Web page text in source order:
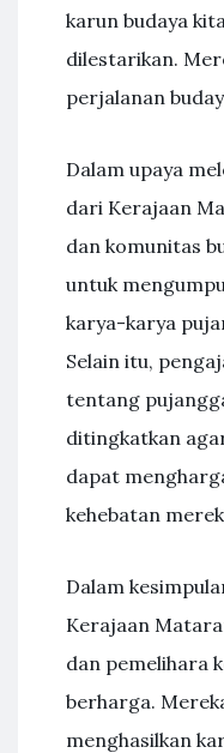
karun budaya
dilestarikan.
perjalanan
Dalam upaya
dari Kerajaan
dan komunitas
untuk
karya-karya
Selain itu,
tentang
ditingkatkan
dapat
kehebatan
Dalam
Kerajaan
dan pemelihara
berharga.
menghasilkan